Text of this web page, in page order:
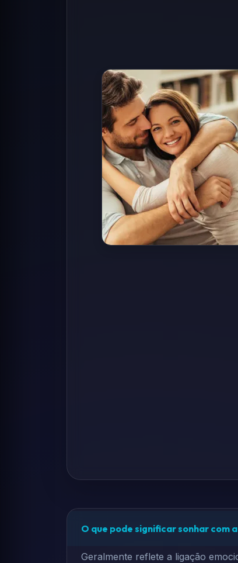
O que pode significar sonhar com
Geralmente reflete a ligação